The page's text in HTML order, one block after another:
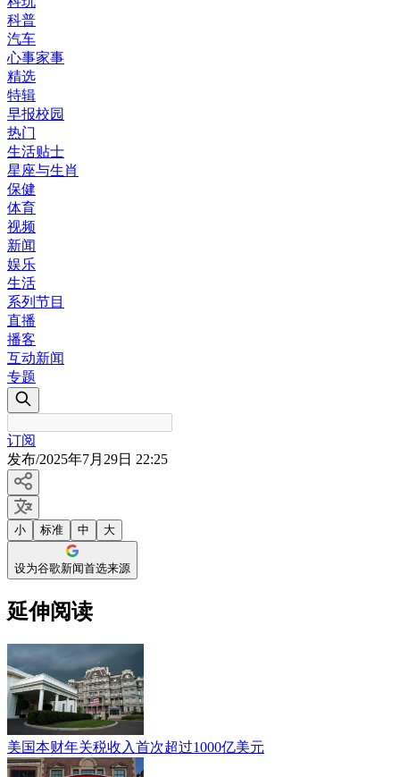
科普
汽车
心事家事
精选
特辑
早报校园
热门
生活贴士
星座与生肖
保健
体育
视频
新闻
娱乐
生活
系列节目
直播
播客
互动新闻
专题
订阅
发布/2025年7月29日 22:25
小 标准 中 大
设为谷歌新闻首选来源
延伸阅读
美国本财年关税收入首次超过1000亿美元